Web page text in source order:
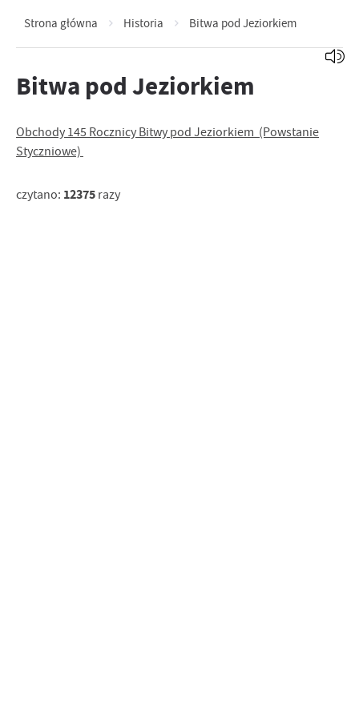
Strona główna Historia Bitwa pod Jeziorkiem
Bitwa pod Jeziorkiem
Obchody 145 Rocznicy Bitwy pod Jeziorkiem (Powstanie
Styczniowe)
czytano: 12375 razy